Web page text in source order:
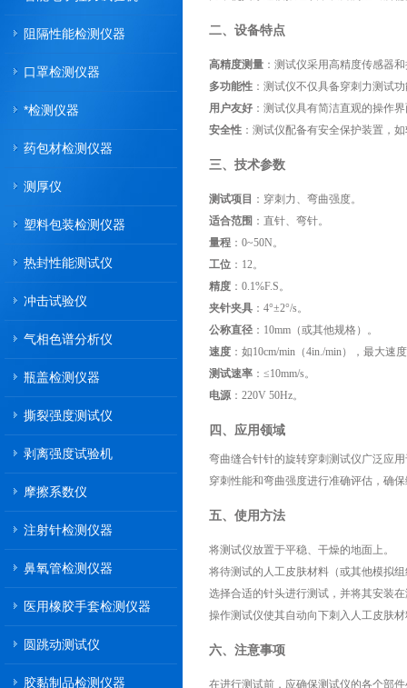
阻隔性能检测仪器
口罩检测仪器
*检测仪器
药包材检测仪器
测厚仪
塑料包装检测仪器
热封性能测试仪
冲击试验仪
气相色谱分析仪
瓶盖检测仪器
撕裂强度测试仪
剥离强度试验机
摩擦系数仪
注射针检测仪器
鼻氧管检测仪器
医用橡胶手套检测仪器
圆跳动测试仪
胶黏制品检测仪器
二、设备特点
高精度测量 ：测试仪采用高精度传感器
多功能性 ：测试仪不仅具备穿刺力测试
用户友好 ：测试仪具有简洁直观的操作
安全性 ：测试仪配备有安全保护装置，
三、技术参数
测试项目 ：穿刺力、弯曲强度。
适合范围 ：直针、弯针。
量程 ：0~50N。
工位 ：12。
精度 ：0.1%F.S。
夹针夹具 ：4°±2°/s。
公称直径 ：10mm（或其他规格）。
速度 ：如10cm/min（4in./min），最大速
测试速率 ：≤10mm/s。
电源：220V 50Hz。
四、应用领域
弯曲缝合针针的旋转穿刺测试仪广泛应
穿刺性能和弯曲强度进行准确评估，确
五、使用方法
将测试仪放置于平稳、干燥的地面上。
将待测试的人工皮肤材料（或其他模拟
选择合适的针头进行测试，并将其安装
操作测试仪使其自动向下刺入人工皮肤
六、注意事项
在进行测试前，应确保测试仪的各个部